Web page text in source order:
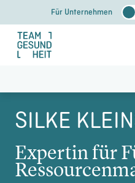
Inhalt
springen
Für Unternehmen
SILKE
Expertin für